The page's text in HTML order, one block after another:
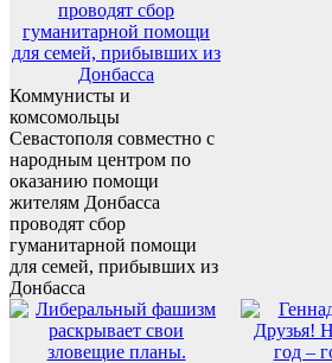
Коммунисты и
комсомольцы
Севастополя совместно с
народным центром по
оказанию помощи
жителям Донбасса
проводят сбор
гуманитарной помощи
для семей, прибывших из
Донбасса